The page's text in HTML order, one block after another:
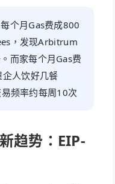
个月Gas费成800
，发现Arbitrum
而家每个月Gas费
人饮好几餐
频率约每周10次
趋势：EIP-